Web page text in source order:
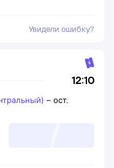
Увидели ошибку?
12:10
– ост.